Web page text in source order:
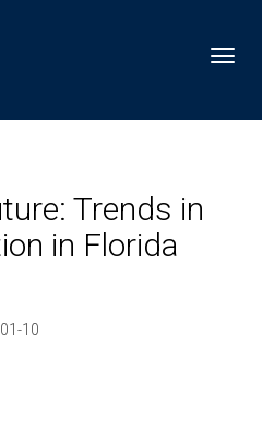
Trends in
in Florida
10